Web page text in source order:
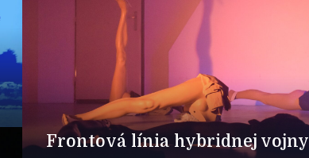
Frontová línia hybridnej vojny